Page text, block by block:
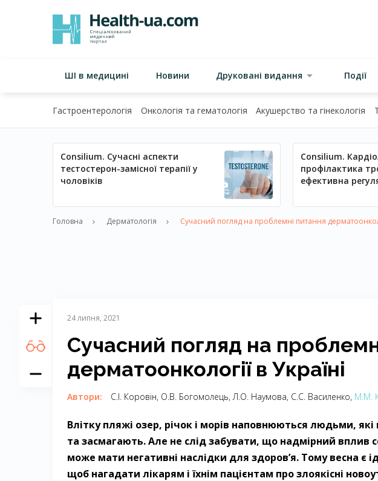
ШІ в медицині Новини Друковані видання Події
Гастроентерологія Онкологія та гематологія Акушерство та гінекологія
Consilium. Сучасні аспекти
тестостерон-замісної терапії у
чоловіків
Consilium.
профілактика
ефективна
Головна Дерматологія Сучасний погляд на проблемні питання
24 липня, 2021
Сучасний погляд на
дерматоонкології в Україні
Автори: С.І. Коровін, О.В. Бого­молець, Л.О. Наумова, С.С. Василенко, М.М.
Влітку пляжі озер, річок і морів наповнюються людьми, які
та засмагають. Але не слід забувати, що надмірний вплив
може мати негативні наслідки для здоров’я. Тому весна є
щоб нагадати лікарям і їхнім пацієнтам про злоякісні